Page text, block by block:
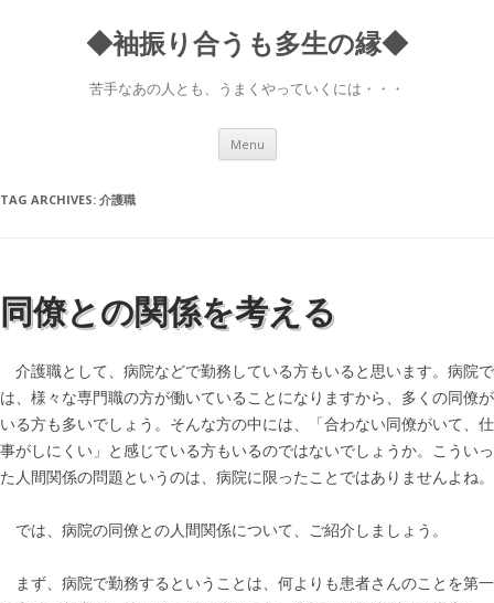
◆袖振り合うも多生の縁◆
苦手なあの人とも、うまくやっていくには・・・
Menu Skip to content
TAG ARCHIVES: 介護職
同僚との関係を考える
介護職として、病院などで勤務している方もいると思います。病院で
は、様々な専門職の方が働いていることになりますから、多くの同僚が
いる方も多いでしょう。そんな方の中には、「合わない同僚がいて、仕
事がしにくい」と感じている方もいるのではないでしょうか。こういっ
た人間関係の問題というのは、病院に限ったことではありませんよね。
では、病院の同僚との人間関係について、ご紹介しましょう。
まず、病院で勤務するということは、何よりも患者さんのことを第一